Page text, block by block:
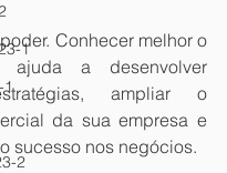
1
1
2
Conhecer melhor o
ajuda a desenvolver
ampliar o
da sua empresa e
sucesso nos negócios.